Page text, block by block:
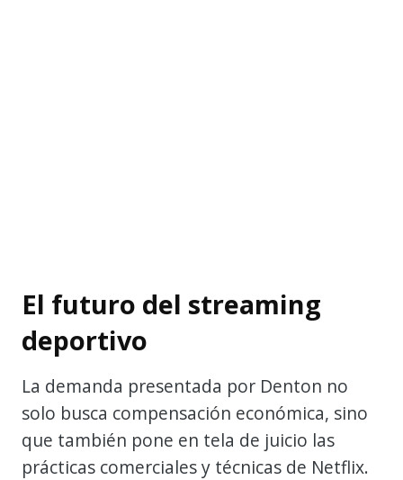
El futuro del streaming
deportivo
La demanda presentada por Denton no
solo busca compensación económica, sino
que también pone en tela de juicio las
prácticas comerciales y técnicas de Netflix.